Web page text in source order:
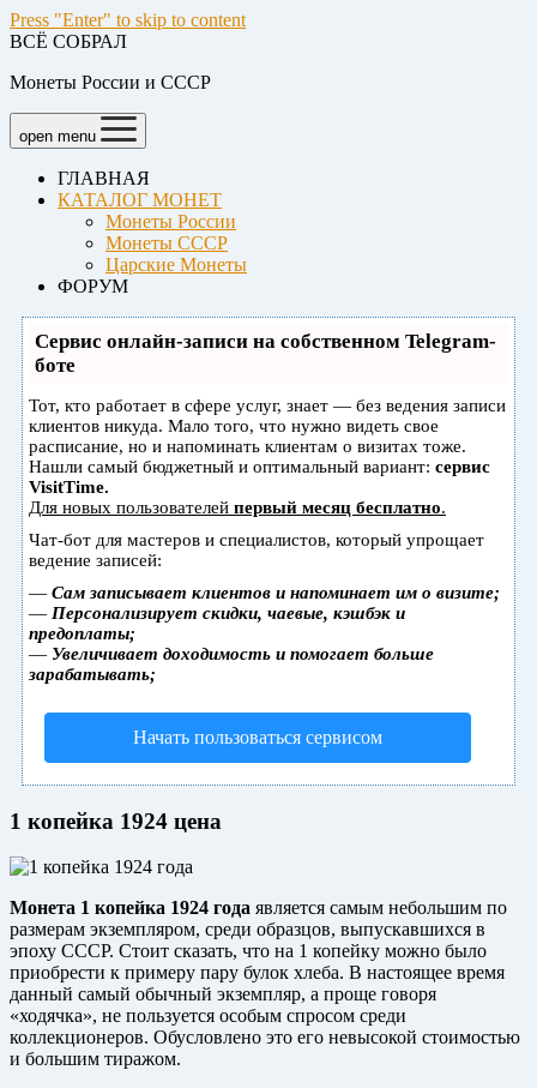
Press "Enter" to skip to content
ВСЁ СОБРАЛ
Монеты России и СССР
open menu
ГЛАВНАЯ
КАТАЛОГ МОНЕТ
Монеты России
Монеты СССР
Царские Монеты
ФОРУМ
Сервис онлайн-записи на собственном Telegram-
боте
Тот, кто работает в сфере услуг, знает — без ведения записи
клиентов никуда. Мало того, что нужно видеть свое
расписание, но и напоминать клиентам о визитах тоже.
Нашли самый бюджетный и оптимальный вариант: сервис
VisitTime.
Для новых пользователей первый месяц бесплатно.
Чат-бот для мастеров и специалистов, который упрощает
ведение записей:
— Сам записывает клиентов и напоминает им о визите;
— Персонализирует скидки, чаевые, кэшбэк и
предоплаты;
— Увеличивает доходимость и помогает больше
зарабатывать;
Начать пользоваться сервисом
1 копейка 1924 цена
Монета 1 копейка 1924 года является самым небольшим по
размерам экземпляром, среди образцов, выпускавшихся в
эпоху СССР. Стоит сказать, что на 1 копейку можно было
приобрести к примеру пару булок хлеба. В настоящее время
данный самый обычный экземпляр, а проще говоря
«ходячка», не пользуется особым спросом среди
коллекционеров. Обусловлено это его невысокой стоимостью
и большим тиражом.